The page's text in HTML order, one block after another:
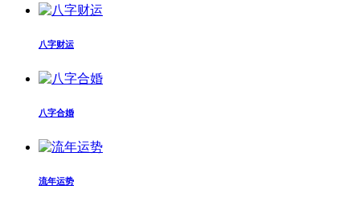
八字财运
八字合婚
流年运势